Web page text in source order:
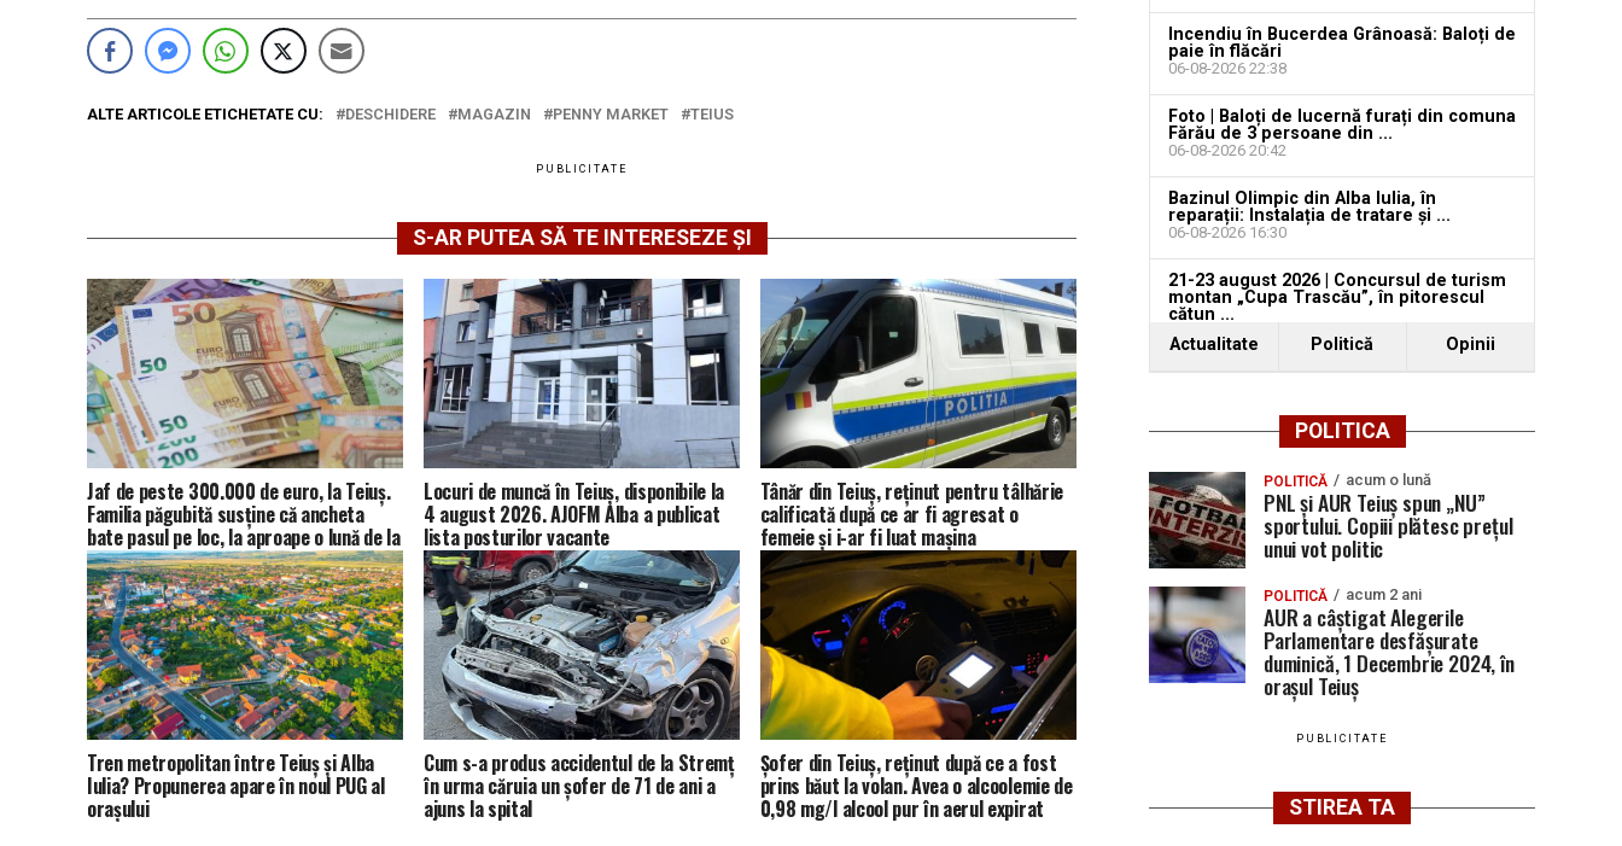
ALTE ARTICOLE ETICHETATE CU: DESCHIDERE MAGAZIN PENNY MARKET TEIUS
PUBLICITATE
S-AR PUTEA SĂ TE INTERESEZE ȘI
Jaf de peste 300.000 de euro, la Teiuș.
Familia păgubită susține că ancheta
bate pasul pe loc, la aproape o lună de la
spargere
Locuri de muncă în Teiuș, disponibile la
4 august 2026. AJOFM Alba a publicat
lista posturilor vacante
Tânăr din Teiuș, reținut pentru tâlhărie
calificată după ce ar fi agresat o
femeie și i-ar fi luat mașina
Tren metropolitan între Teiuș și Alba
Iulia? Propunerea apare în noul PUG al
orașului
Cum s-a produs accidentul de la Stremț
în urma căruia un șofer de 71 de ani a
ajuns la spital
Șofer din Teiuș, reținut după ce a fost
prins băut la volan. Avea o alcoolemie de
0,98 mg/l alcool pur în aerul expirat
Incendiu în Bucerdea Grânoasă: Baloți de
paie în flăcări
06-08-2026 22:38
Foto | Baloți de lucernă furați din comuna
Fărău de 3 persoane din ...
06-08-2026 20:42
Bazinul Olimpic din Alba Iulia, în
reparații: Instalația de tratare și ...
06-08-2026 16:30
21-23 august 2026 | Concursul de turism
montan „Cupa Trascău”, în pitorescul
cătun ...
Actualitate Politică Opinii
POLITICA
POLITICĂ acum o lună
PNL și AUR Teiuș spun „NU”
sportului. Copiii plătesc prețul
unui vot politic
POLITICĂ acum 2 ani
AUR a câștigat Alegerile
Parlamentare desfășurate
duminică, 1 Decembrie 2024, în
orașul Teiuș
PUBLICITATE
STIREA TA